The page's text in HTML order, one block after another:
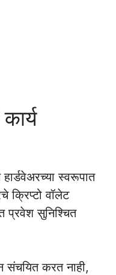
स्वरूपात
क्रिप्टो वॉलेट
प्रवेश सुनिश्चित
संचयित करत नाही,